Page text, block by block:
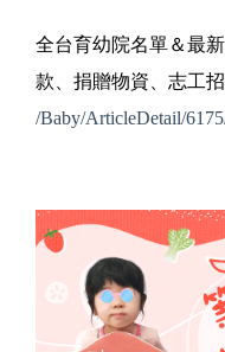
全台育幼院名單＆最
款、捐贈物資、志工
/Baby/ArticleDetail/